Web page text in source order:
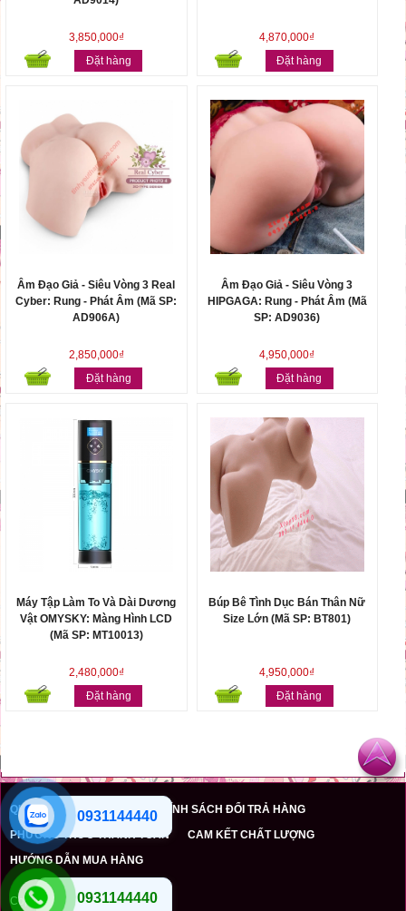
3,850,000₫
Đặt hàng
4,870,000₫
Đặt hàng
Âm Đạo Giả - Siêu Vòng 3 Real
Cyber: Rung - Phát Âm (Mã SP:
AD906A)
2,850,000₫
Đặt hàng
Âm Đạo Giả - Siêu Vòng 3
HIPGAGA: Rung - Phát Âm (Mã
SP: AD9036)
4,950,000₫
Đặt hàng
Máy Tập Làm To Và Dài Dương
Vật OMYSKY: Màng Hình LCD
(Mã SP: MT10013)
2,480,000₫
Đặt hàng
Búp Bê Tình Dục Bán Thân Nữ
Size Lớn (Mã SP: BT801)
4,950,000₫
Đặt hàng
QUI ĐỊNH VẬN CHUYỂN
CHÍNH SÁCH ĐỔI TRẢ HÀNG
PHƯƠNG THỨC THANH TOÁN
CAM KẾT CHẤT LƯỢNG
HƯỚNG DẪN MUA HÀNG
Copyright © 2012 Xtoy18.
0931144440
0931144440